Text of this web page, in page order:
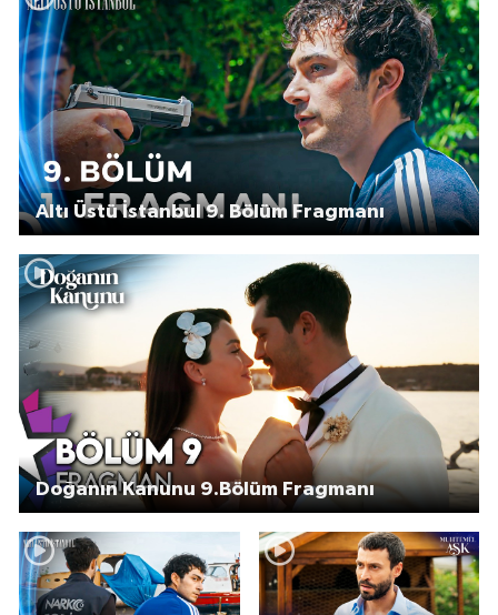
Altı Üstü İstanbul 9. Bölüm Fragmanı
Doğanın Kanunu 9.Bölüm Fragmanı